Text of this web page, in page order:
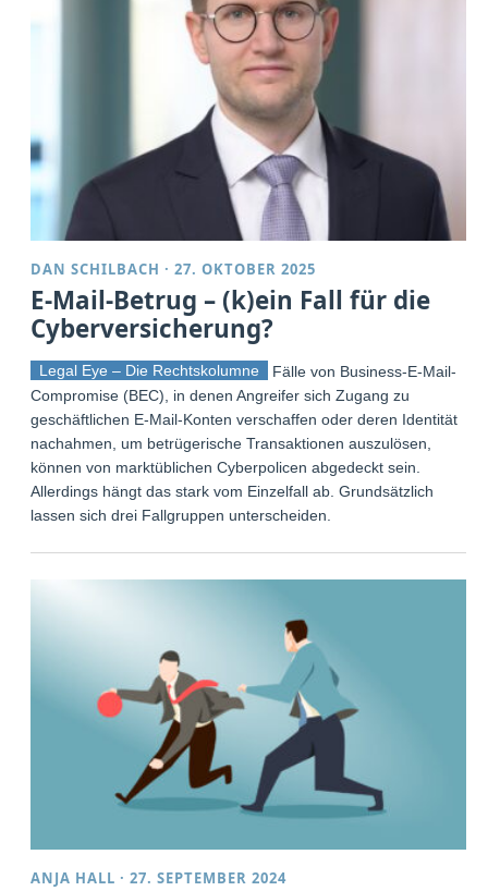
DAN SCHILBACH ·27. OKTOBER 2025
E-Mail-Betrug – (k)ein Fall für die
Cyberversicherung?
Legal Eye – Die Rechtskolumne
Fälle von Business-E-Mail-
Compromise (BEC), in denen Angreifer sich Zugang zu
geschäftlichen E-Mail-Konten verschaffen oder deren Identität
nachahmen, um betrügerische Transaktionen auszulösen,
können von marktüblichen Cyberpolicen abgedeckt sein.
Allerdings hängt das stark vom Einzelfall ab. Grundsätzlich
lassen sich drei Fallgruppen unterscheiden.
ANJA HALL ·27. SEPTEMBER 2024